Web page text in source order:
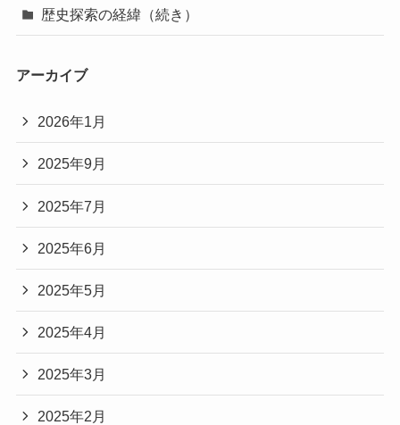
歴史探索の経緯（続き）
アーカイブ
2026年1月
2025年9月
2025年7月
2025年6月
2025年5月
2025年4月
2025年3月
2025年2月